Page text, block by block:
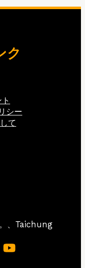
ク
シー
て
、Taichung